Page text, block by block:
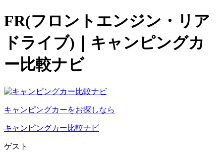
FR(フロントエンジン・リア
ドライブ)｜キャンピングカ
ー比較ナビ
キャンピングカーをお探しなら
キャンピングカー比較ナビ
ゲスト